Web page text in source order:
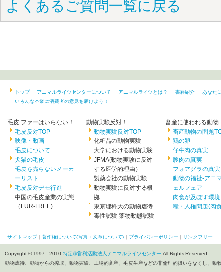
よくあるご質問一覧に戻る
トップ アニマルライツセンターについて アニマルライツとは？ 書籍紹介
あなた
いろんな企業に消費者の意見を届けよう！
毛皮:ファーはいらない！
毛皮反対TOP
映像・動画
毛皮について
犬猫の毛皮
毛皮を売らないメーカ
ーリスト
毛皮反対デモ行進
中国の毛皮産業の実態
（FUR-FREE)
動物実験反対！
動物実験反対TOP
化粧品の動物実験
大学における動物実験
JFMA(動物実験に反対
する医学的理由）
製薬会社の動物実験
動物実験に反対する根
拠
東京理科大の動物虐待
毒性試験 薬物動態試験
畜産に使われる動物
畜産動物の問題
鶏の卵
仔牛肉の真実
豚肉の真実
フォアグラの真実
動物の福祉-アニ
ェルフェア
肉食が及ぼす環
糧・人権問題(肉
サイトマップ｜ 著作権について(写真・文章について) ｜ プライバシーポリシー ｜ リンクフリー
Copyright © 1997 - 2010 特定非営利活動法人アニマルライツセンター All Rights Reserved.
動物虐待、動物からの搾取、動物実験、工場的畜産、毛皮生産などの非倫理的扱いをなくし、